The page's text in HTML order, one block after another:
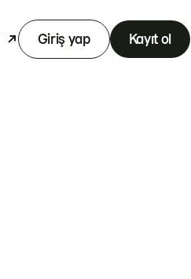
Giriş yap Kayıt ol